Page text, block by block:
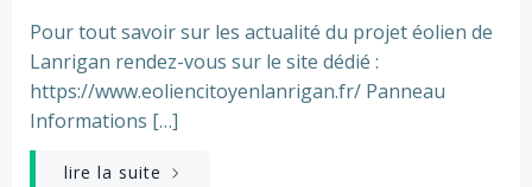
Pour tout savoir sur les actualité du projet éolien de
Lanrigan rendez-vous sur le site dédié :
https://www.eoliencitoyenlanrigan.fr/ Panneau
Informations […]
lire la suite